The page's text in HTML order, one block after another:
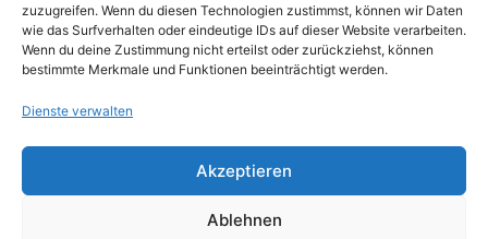
zuzugreifen. Wenn du diesen Technologien zustimmst, können wir Daten
wie das Surfverhalten oder eindeutige IDs auf dieser Website verarbeiten.
Wenn du deine Zustimmung nicht erteilst oder zurückziehst, können
bestimmte Merkmale und Funktionen beeinträchtigt werden.
Dienste verwalten
Akzeptieren
Ablehnen
Cookie-Richtlinie (EU)
© 2026 VOLUME Magazine. All rights reserved